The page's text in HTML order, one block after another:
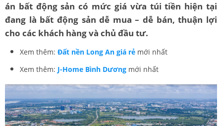
án bất động sản có mức giá vừa túi tiền hiện tại
đang là bất động sản dễ mua – dễ bán, thuận lợi
cho các khách hàng và chủ đầu tư.
Xem thêm: Đất nền Long An giá rẻ mới nhất
Xem thêm: J-Home Bình Dương mới nhất